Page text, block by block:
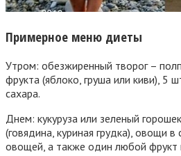
Примерное меню диеты
Утром: обезжиренный творог –
фрукта (яблоко, груша или киви), 5
сахара.
Днем: кукуруза или зеленый
(говядина, куриная грудка), овощи
овощей, а также один любой фрукт